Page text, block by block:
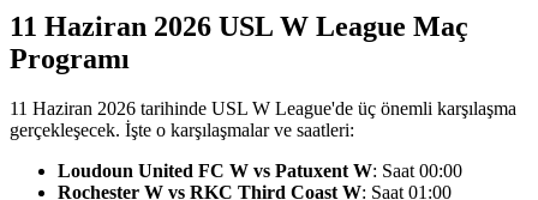
11 Haziran 2026 USL W League Maç
Programı
11 Haziran 2026 tarihinde USL W League'de üç önemli karşılaşma
gerçekleşecek. İşte o karşılaşmalar ve saatleri:
Loudoun United FC W vs Patuxent W: Saat 00:00
Rochester W vs RKC Third Coast W: Saat 01:00